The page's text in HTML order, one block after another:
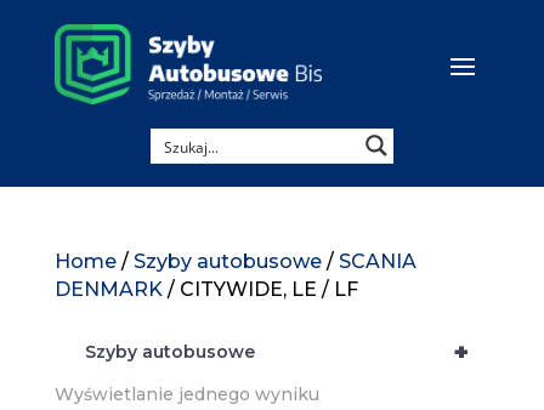
Home/ Szyby autobusowe/ SCANIA
DENMARK/ CITYWIDE, LE / LF
+
Szyby autobusowe
Wyświetlanie jednego wyniku